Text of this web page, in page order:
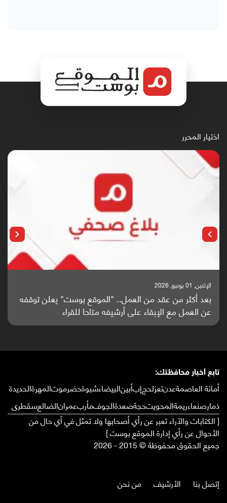
اختيار المحرر
الإثنين, 25 مايو, 2026
باحثون من اليمن يدخلون سباق أبحاث ألزهايمر بدراسة
واعدة منشورة عالميا (ترجمة)
تابع أخبار محافظتك:
أمانة العاصمةعدنتعزلحجإبأبينالبيضاءشبوةحضرموتالمهرةالحديدة
ذمارصنعاءريمةالمحويتحجةصعدةالجوفمأربعمرانالضالعسقطرى
[ الكتابات والآراء تعبر عن رأي أصحابها ولا تمثل في أي حال من
الأحوال عن رأي إدارة الموقع بوست ]
جميع الحقوق محفوظة © 2015 - 2026
إتصل بنا الأرشيف من نحن